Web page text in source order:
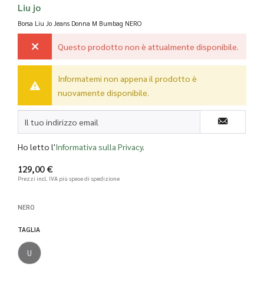
Liu jo
Borsa Liu Jo Jeans Donna M Bumbag NERO
Questo prodotto non è attualmente disponibile.
Informatemi non appena il prodotto è
nuovamente disponibile.
Ho letto l'Informativa sulla Privacy.
129,00 €
Prezzi incl. IVA più spese di spedizione
NERO
TAGLIA
U